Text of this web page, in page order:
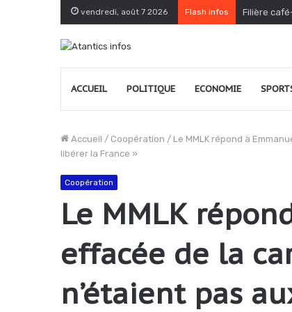
vendredi, août 7 2026 Flash infos Filière
ACCUEIL POLITIQUE ECONOMIE
Accueil / Coopération / Le MMLK répond à
libérer la France »
Coopération
Le MMLK
effacée de la
n’étaient pas